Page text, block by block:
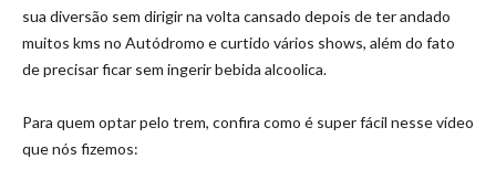
sua diversão sem dirigir na volta cansado depois de ter andado
muitos kms no Autódromo e curtido vários shows, além do fato
de precisar ficar sem ingerir bebida alcoolica.
Para quem optar pelo trem, confira como é super fácil nesse vídeo
que nós fizemos: